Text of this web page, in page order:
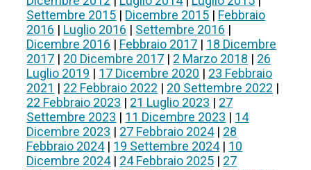
Settembre 2015 | Dicembre 2015 | Febbraio
2016 | Luglio 2016 | Settembre 2016 |
Dicembre 2016 | Febbraio 2017 | 18 Dicembre
2017 | 20 Dicembre 2017 | 2 Marzo 2018 | 26
Luglio 2019 | 17 Dicembre 2020 | 23 Febbraio
2021 | 22 Febbraio 2022 | 20 Settembre 2022 |
22 Febbraio 2023 | 21 Luglio 2023 | 27
Settembre 2023 | 11 Dicembre 2023 | 14
Dicembre 2023 | 27 Febbraio 2024| 28
Febbraio 2024| 19 Settembre 2024| 10
Dicembre 2024| 24 Febbraio 2025 | 27